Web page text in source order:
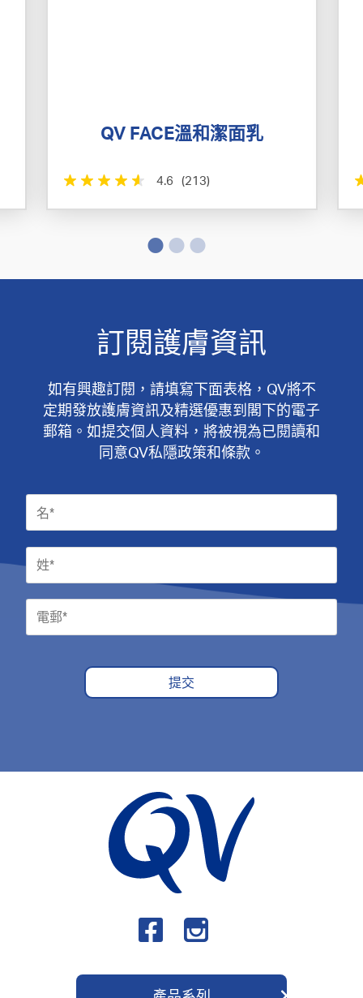
QV FACE溫和潔面乳
4.6 (213)
訂閱護膚資訊
如有興趣訂閱，請填寫下面表格，QV將不
定期發放護膚資訊及精選優惠到閣下的電子
郵箱。如提交個人資料，將被視為已閱讀和
同意QV私隱政策和條款。
提交